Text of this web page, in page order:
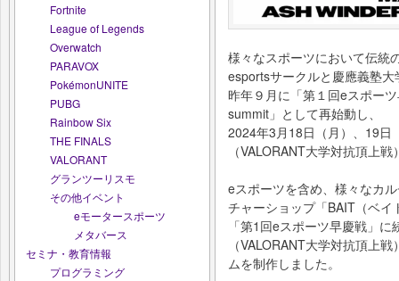
Fortnite
League of Legends
Overwatch
PARAVOX
PokémonUNITE
PUBG
Rainbow Six
THE FINALS
VALORANT
グランツーリスモ
その他イベント
eモータースポーツ
メタバース
セミナ・教育情報
プログラミング
様々なスポーツにおいて伝統
esportsサークルと慶應義塾
昨年９月に「第１回eスポー
summit」として再始動し、
2024年3月18日（月）、19日
（VALORANT大学対抗頂上
eスポーツを含め、様々なカ
チャーショップ「BAIT（ベイ
「第1回eスポーツ早慶戦」
（VALORANT大学対抗頂上
ムを制作しました。